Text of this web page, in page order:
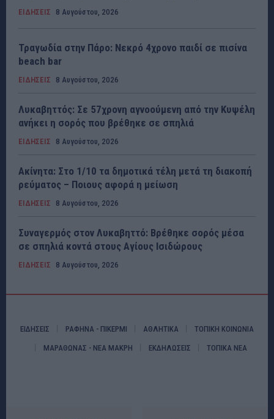
ΕΙΔΗΣΕΙΣ 8 Αυγούστου, 2026
Τραγωδία στην Πάρο: Νεκρό 4χρονο παιδί σε πισίνα
beach bar
ΕΙΔΗΣΕΙΣ 8 Αυγούστου, 2026
Λυκαβηττός: Σε 57χρονη αγνοούμενη από την Κυψέλη
ανήκει η σορός που βρέθηκε σε σπηλιά
ΕΙΔΗΣΕΙΣ 8 Αυγούστου, 2026
Ακίνητα: Στο 1/10 τα δημοτικά τέλη μετά τη διακοπή
ρεύματος – Ποιους αφορά η μείωση
ΕΙΔΗΣΕΙΣ 8 Αυγούστου, 2026
Συναγερμός στον Λυκαβηττό: Βρέθηκε σορός μέσα
σε σπηλιά κοντά στους Αγίους Ισιδώρους
ΕΙΔΗΣΕΙΣ 8 Αυγούστου, 2026
ΕΙΔΗΣΕΙΣ ΡΑΦΗΝΑ - ΠΙΚΕΡΜΙ ΑΘΛΗΤΙΚΑ ΤΟΠΙΚΗ ΚΟΙΝΩΝΙΑ
ΜΑΡΑΘΩΝΑΣ - ΝΕΑ ΜΑΚΡΗ ΕΚΔΗΛΩΣΕΙΣ ΤΟΠΙΚΑ ΝΕΑ